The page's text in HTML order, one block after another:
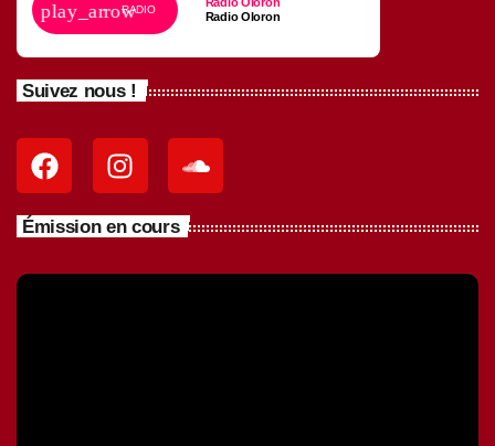
play_arrowRADIO
Radio Oloron
Suivez nous !
Émission en cours